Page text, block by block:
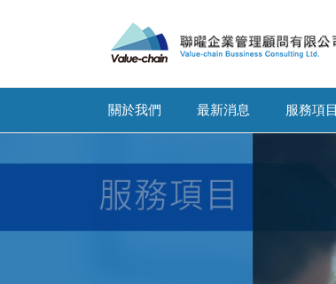
關於我們 最新消息 服務項目